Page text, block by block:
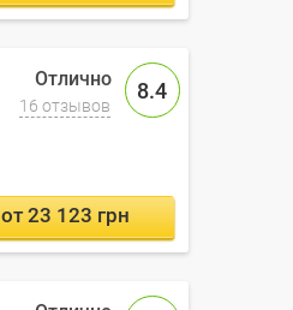
8.4
16 отзывов
от 23 123 грн